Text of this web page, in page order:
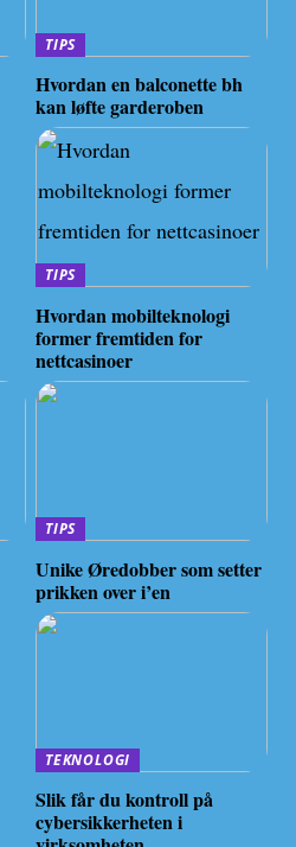
TIPS
Hvordan en balconette bh
kan løfte garderoben
TIPS
Hvordan mobilteknologi
former fremtiden for
nettcasinoer
TIPS
Unike Øredobber som setter
prikken over i’en
TEKNOLOGI
Slik får du kontroll på
cybersikkerheten i